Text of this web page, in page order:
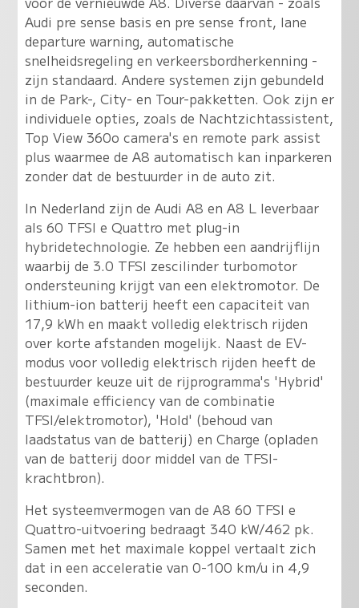
Audi pre sense basis en pre sense front, lane
departure warning, automatische
snelheidsregeling en verkeersbordherkenning -
zijn standaard. Andere systemen zijn gebundeld
in de Park-, City- en Tour-pakketten. Ook zijn er
individuele opties, zoals de Nachtzichtassistent,
Top View 360o camera's en remote park assist
plus waarmee de A8 automatisch kan inparkeren
zonder dat de bestuurder in de auto zit.
In Nederland zijn de Audi A8 en A8 L leverbaar
als 60 TFSI e Quattro met plug-in
hybridetechnologie. Ze hebben een aandrijflijn
waarbij de 3.0 TFSI zescilinder turbomotor
ondersteuning krijgt van een elektromotor. De
lithium-ion batterij heeft een capaciteit van
17,9 kWh en maakt volledig elektrisch rijden
over korte afstanden mogelijk. Naast de EV-
modus voor volledig elektrisch rijden heeft de
bestuurder keuze uit de rijprogramma's 'Hybrid'
(maximale efficiency van de combinatie
TFSI/elektromotor), 'Hold' (behoud van
laadstatus van de batterij) en Charge (opladen
van de batterij door middel van de TFSI-
krachtbron).
Het systeemvermogen van de A8 60 TFSI e
Quattro-uitvoering bedraagt 340 kW/462 pk.
Samen met het maximale koppel vertaalt zich
dat in een acceleratie van 0-100 km/u in 4,9
seconden.